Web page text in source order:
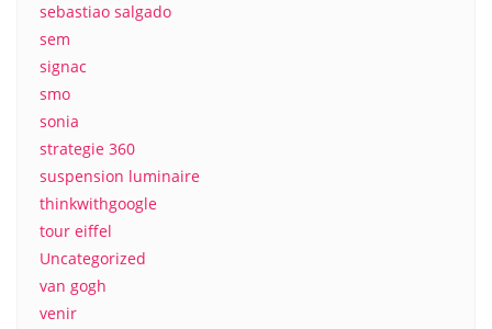
sebastiao salgado
sem
signac
smo
sonia
strategie 360
suspension luminaire
thinkwithgoogle
tour eiffel
Uncategorized
van gogh
venir